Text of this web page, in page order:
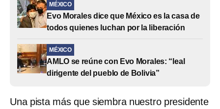
MÉXICO
Evo Morales dice que México es la casa de
todos quienes luchan por la liberación
MÉXICO
AMLO se reúne con Evo Morales: “leal
dirigente del pueblo de Bolivia”
Una pista más que siembra nuestro presidente